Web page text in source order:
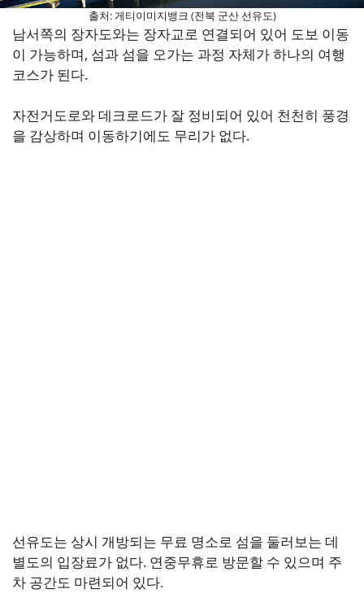
출처: 게티이미지뱅크 (전북 군산 선유도)
남서쪽의 장자도와는 장자교로 연결되어 있어 도보 이동
이 가능하며, 섬과 섬을 오가는 과정 자체가 하나의 여행
코스가 된다.
자전거도로와 데크로드가 잘 정비되어 있어 천천히 풍경
을 감상하며 이동하기에도 무리가 없다.
선유도는 상시 개방되는 무료 명소로 섬을 둘러보는 데
별도의 입장료가 없다. 연중무휴로 방문할 수 있으며 주
차 공간도 마련되어 있다.